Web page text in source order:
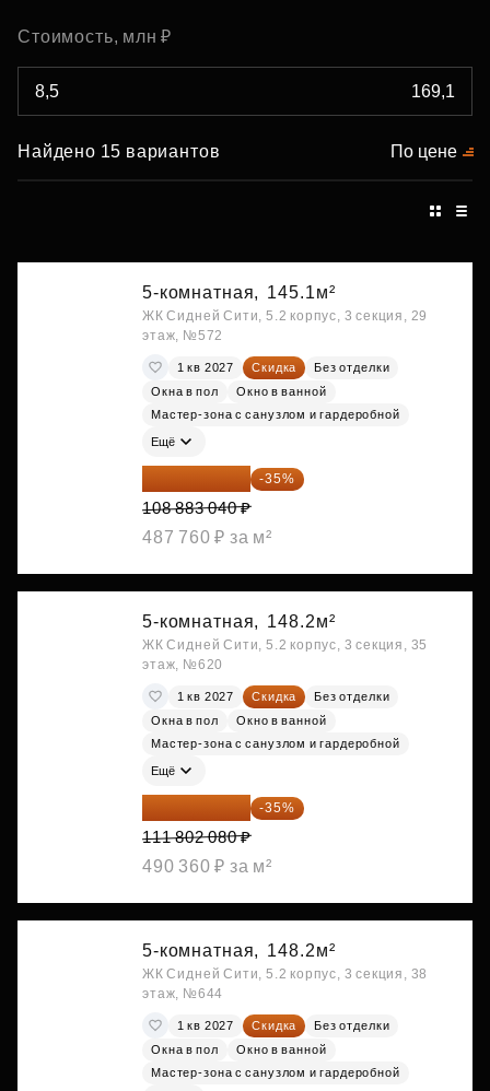
Стоимость, млн ₽
Найдено 15 вариантов По цене
5-комнатная, 145.1м²
ЖК Сидней Сити, 5.2 корпус, 3 секция, 29
этаж, №572
1 кв 2027 Скидка
Без отделки
Окна в пол
Окно в ванной
Мастер-зона с санузлом и гардеробной
Ещё
70 773 976 ₽ -35%
108 883 040 ₽
487 760 ₽ за м²
5-комнатная, 148.2м²
ЖК Сидней Сити, 5.2 корпус, 3 секция, 35
этаж, №620
1 кв 2027 Скидка
Без отделки
Окна в пол
Окно в ванной
Мастер-зона с санузлом и гардеробной
Ещё
72 671 352 ₽ -35%
111 802 080 ₽
490 360 ₽ за м²
5-комнатная, 148.2м²
ЖК Сидней Сити, 5.2 корпус, 3 секция, 38
этаж, №644
1 кв 2027 Скидка
Без отделки
Окна в пол
Окно в ванной
Мастер-зона с санузлом и гардеробной